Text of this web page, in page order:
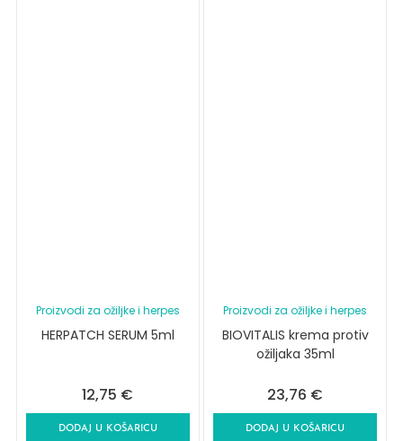
Proizvodi za ožiljke i herpes
HERPATCH SERUM 5ml
12,75 €
DODAJ U KOŠARICU
Proizvodi za ožiljke i herpes
BIOVITALIS krema protiv
ožiljaka 35ml
23,76 €
DODAJ U KOŠARICU